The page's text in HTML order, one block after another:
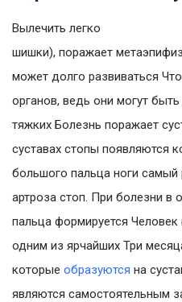
Вылечить легко
шишки), поражает
может долго развиваться
органов, ведь они могут
тяжких Болезнь поражает
суставах стопы появляются
большого пальца ноги самый
артроза стоп. При болезни в
пальца формируется
одним из ярчайших Три
которые образуются на
являются самостоятельным